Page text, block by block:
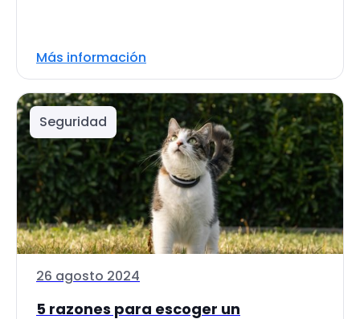
Más información
Seguridad
26 agosto 2024
5 razones para escoger un